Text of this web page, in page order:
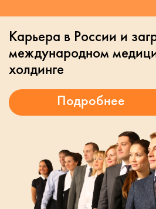
Карьера в России и
международном
холдинге